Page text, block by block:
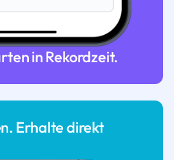
in Rekordzeit.
Erhalte direkt